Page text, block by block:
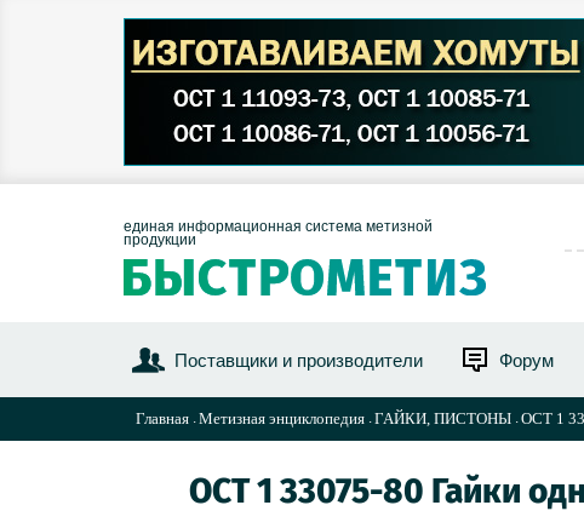
единая информационная система метизной
продукции
Поставщики и производители Форум
Главная Метизная энциклопедия ГАЙКИ, ПИСТОНЫ ОСТ 1
ОСТ 1 33075-80 Гайки